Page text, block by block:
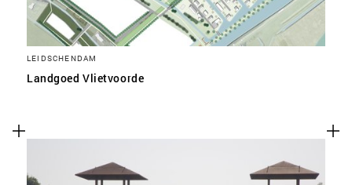
LEIDSCHENDAM
Landgoed Vlietvoorde